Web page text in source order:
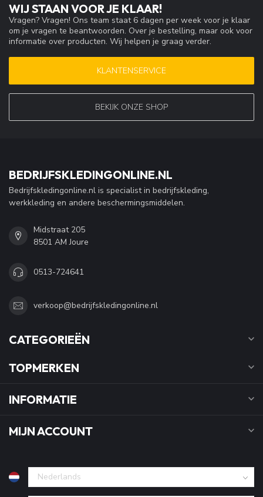
WIJ STAAN VOOR JE KLAAR!
Vragen? Vragen! Ons team staat 6 dagen per week voor je klaar
om je vragen te beantwoorden. Over je bestelling, maar ook voor
informatie over producten. Wij helpen je graag verder.
KLANTENSERVICE
BEKIJK ONZE SHOP
BEDRIJFSKLEDINGONLINE.NL
Bedrijfskledingonline.nl is specialist in bedrijfskleding,
werkkleding en andere beschermingsmiddelen.
Midstraat 205
8501 AM Joure
0513-724641
verkoop@bedrijfskledingonline.nl
CATEGORIEËN
TOPMERKEN
INFORMATIE
MIJN ACCOUNT